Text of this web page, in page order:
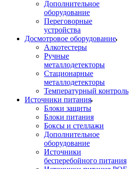
Дополнительное
оборудование
Переговорные
устройства
Досмотровое оборудование
Алкотестеры
Ручные
металлодетекторы
Стационарные
металлодетекторы
Температурный контроль
Источники питания
Блоки защиты
Блоки питания
Боксы и стеллажи
Дополнительное
оборудование
Источники
бесперебойного питания